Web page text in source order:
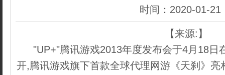
时间：2020-01-21
【来源:】
"UP+"腾讯游戏2013年度发布会于4月18日
开,腾讯游戏旗下首款全球代理网游《天刹》